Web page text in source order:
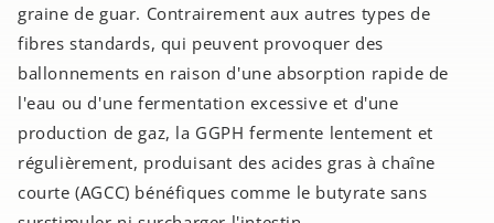
graine de guar. Contrairement aux autres types de
fibres standards, qui peuvent provoquer des
ballonnements en raison d'une absorption rapide de
l'eau ou d'une fermentation excessive et d'une
production de gaz, la GGPH fermente lentement et
régulièrement, produisant des acides gras à chaîne
courte (AGCC) bénéfiques comme le butyrate sans